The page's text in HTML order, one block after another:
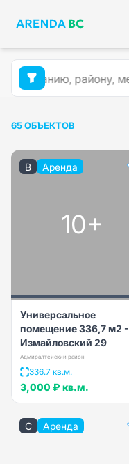
65 ОБЪЕКТОВ
B Аренда
10+
Универсальное
помещение 336,7 м2 -
Измайловский 29
Адмиралтейский район
336.7 кв.м.
3,000 ₽ кв.м.
C Аренда